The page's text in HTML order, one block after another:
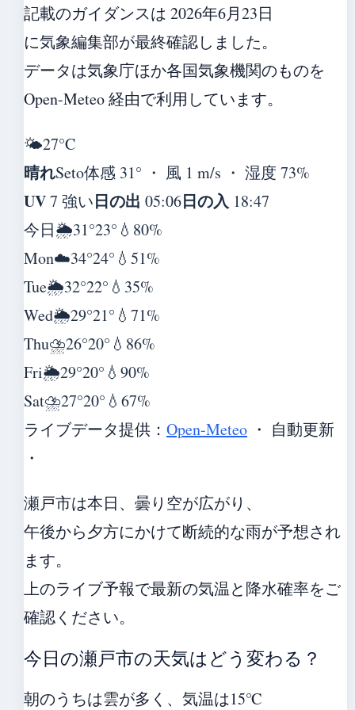
記載のガイダンスは 2026年6月23日
に気象編集部が最終確認しました。
データは気象庁ほか各国気象機関のものを
Open-Meteo 経由で利用しています。
🌤️27°C
晴れSeto体感 31° ・ 風 1 m/s ・ 湿度 73%
UV7 強い日の出 05:06日の入 18:47
今日🌦️31°23° 💧80%
Mon☁️34°24° 💧51%
Tue🌦️32°22° 💧35%
Wed🌦️29°21° 💧71%
Thu⛈️26°20° 💧86%
Fri🌦️29°20° 💧90%
Sat⛈️27°20° 💧67%
ライブデータ提供： Open-Meteo ・ 自動更新
・
瀬戸市は本日、曇り空が広がり、
午後から夕方にかけて断続的な雨が予想され
ます。
上のライブ予報で最新の気温と降水確率をご
確認ください。
今日の瀬戸市の天気はどう変わる？
朝のうちは雲が多く、気温は15℃